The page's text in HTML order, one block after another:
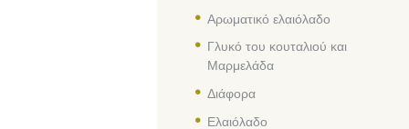
Αρωματικό ελαιόλαδο
Γλυκό του κουταλιού και
Μαρμελάδα
Διάφορα
Ελαιόλαδο